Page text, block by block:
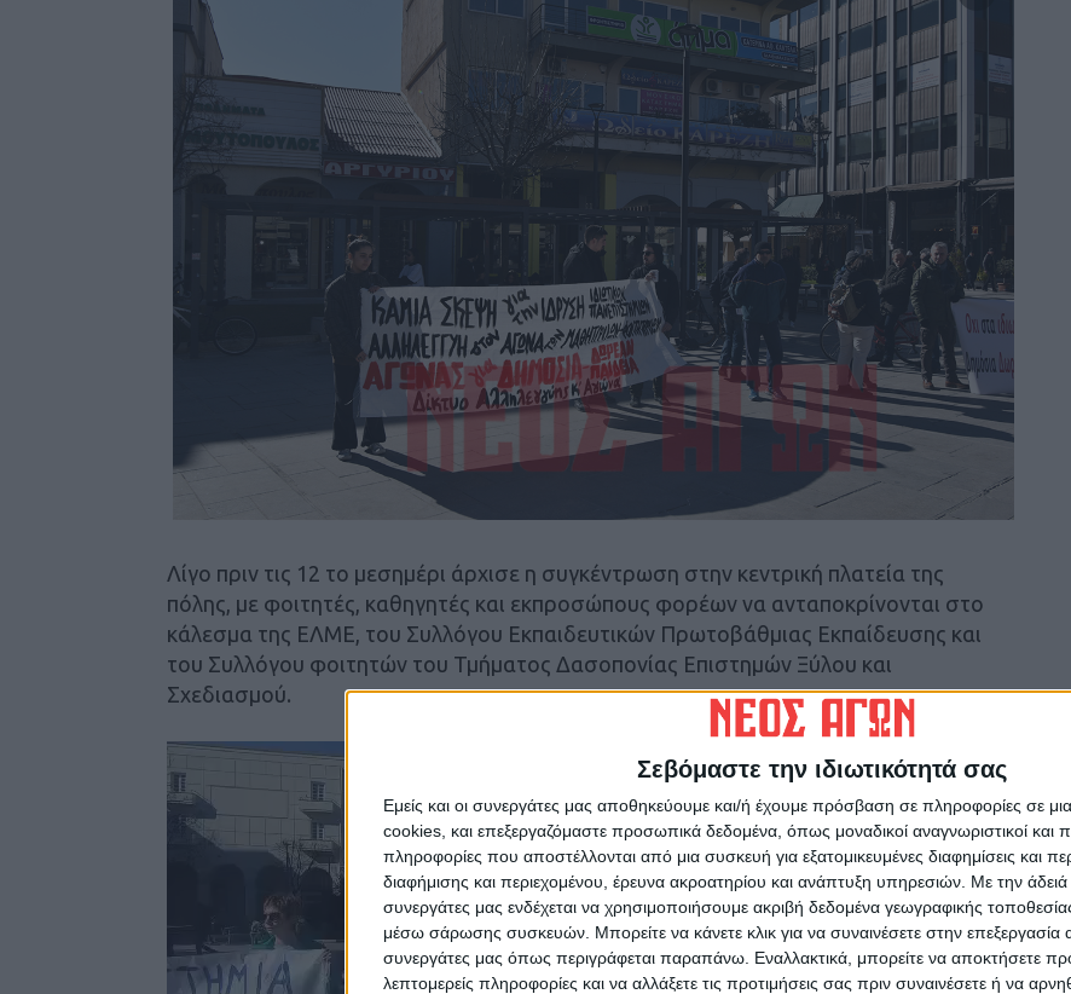
Σεβόμαστε την ιδιωτικότητά σας
Εμείς και οι συνεργάτες μας αποθηκεύουμε και/ή έχουμε πρόσβαση σε πληροφορίες σε
cookies, και επεξεργαζόμαστε προσωπικά δεδομένα, όπως μοναδικοί αναγνωριστικοί και
πληροφορίες που αποστέλλονται από μια συσκευή για εξατομικευμένες διαφημίσεις και
διαφήμισης και περιεχομένου, έρευνα ακροατηρίου και ανάπτυξη υπηρεσιών. Με την άδειά
συνεργάτες μας ενδέχεται να χρησιμοποιήσουμε ακριβή δεδομένα γεωγραφικής
μέσω σάρωσης συσκευών. Μπορείτε να κάνετε κλικ για να συναινέσετε στην επεξεργασία
συνεργάτες μας όπως περιγράφεται παραπάνω. Εναλλακτικά, μπορείτε να αποκτήσετε
λεπτομερείς πληροφορίες και να αλλάξετε τις προτιμήσεις σας πριν συναινέσετε ή να
Λίγο πριν τις 12 το μεσημέρι άρχισε η συγκέντρωση στην κεντρική πλατεία της
πόλης, με φοιτητές, καθηγητές και εκπροσώπους φορέων να ανταποκρίνονται στο
κάλεσμα της ΕΛΜΕ, του Συλλόγου Εκπαιδευτικών Πρωτοβάθμιας Εκπαίδευσης και
του Συλλόγου φοιτητών του Τμήματος Δασοπονίας Επιστημών Ξύλου και
Σχεδιασμού.
Πρόγραμμα
Αναπαραγωγής
Βίντεο